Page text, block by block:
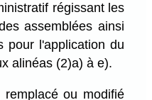
régissant les
assemblées ainsi
pour l'application du
alinéas (2)a) à e).
ou modifié